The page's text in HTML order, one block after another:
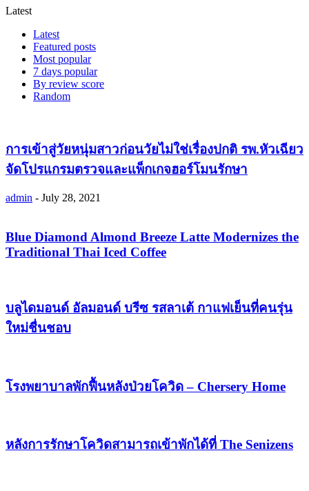
Latest
Latest
Featured posts
Most popular
7 days popular
By review score
Random
การเข้าสู่วัยหนุ่มสาวก่อนวัยไม่ใช่เรื่องปกติ รพ.หัวเฉียว
จัดโปรแกรมตรวจและแพ็กเกจฮอร์โมนรักษา
admin - July 28, 2021
Blue Diamond Almond Breeze Latte Modernizes the
Traditional Thai Iced Coffee
บลูไดมอนด์ อัลมอนด์ บรีซ รสลาเต้ กาแฟเย็นที่คนรุ่น
ใหม่ชื่นชอบ
โรงพยาบาลพักฟื้นหลังป่วยโควิด – Chersery Home
หลังการรักษาโควิดสามารถเข้าพักได้ที่ The Senizens